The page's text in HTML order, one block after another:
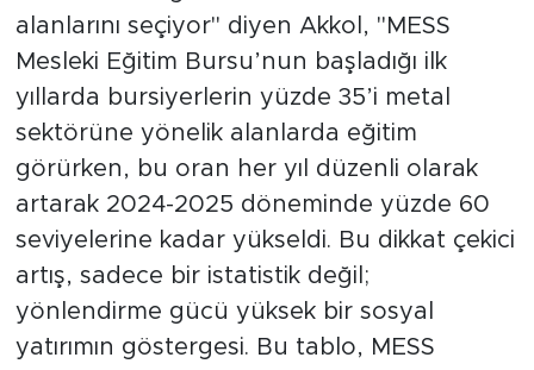
alanlarını seçiyor" diyen Akkol, "MESS
Mesleki Eğitim Bursu’nun başladığı ilk
yıllarda bursiyerlerin yüzde 35’i metal
sektörüne yönelik alanlarda eğitim
görürken, bu oran her yıl düzenli olarak
artarak 2024-2025 döneminde yüzde 60
seviyelerine kadar yükseldi. Bu dikkat çekici
artış, sadece bir istatistik değil;
yönlendirme gücü yüksek bir sosyal
yatırımın göstergesi. Bu tablo, MESS